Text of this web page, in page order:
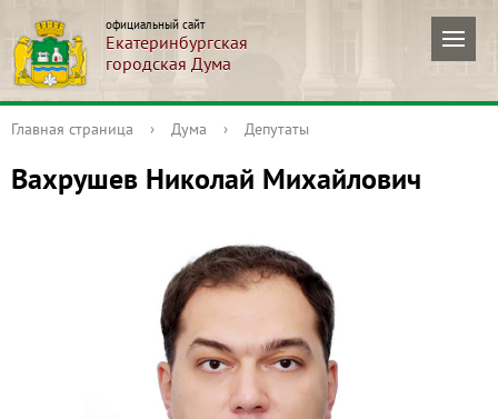
официальный сайт
Екатеринбургская
городская Дума
Главная страница › Дума › Депутаты
Вахрушев Николай Михайлович